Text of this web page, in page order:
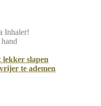
Inhaler!
lekker slapen
te ademen